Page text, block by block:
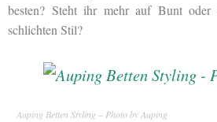
besten? Steht ihr mehr auf Bunt
schlichten Stil?
Auping Betten Styling – Photo by Auping